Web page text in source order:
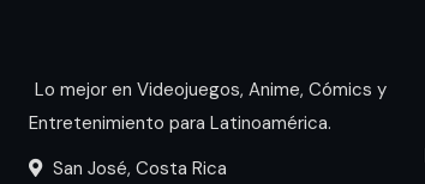
Lo mejor en Videojuegos, Anime, Cómics y
Entretenimiento para Latinoamérica.
San José, Costa Rica